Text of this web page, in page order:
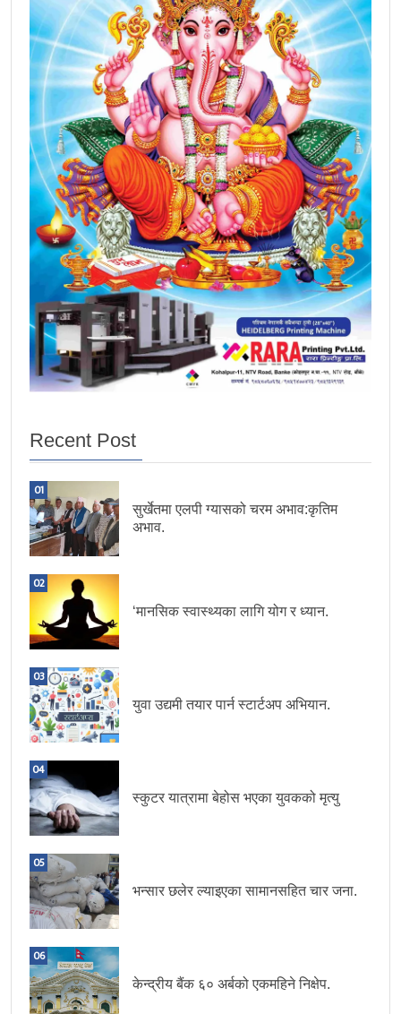
Recent Post
01
सुर्खेतमा एलपी ग्यासको चरम अभाव:कृतिम
अभाव.
02
‘मानसिक स्वास्थ्यका लागि योग र ध्यान.
03
युवा उद्यमी तयार पार्न स्टार्टअप अभियान.
04
स्कुटर यात्रामा बेहोस भएका युवकको मृत्यु
05
भन्सार छलेर ल्याइएका सामानसहित चार जना.
06
केन्द्रीय बैंक ६० अर्बको एकमहिने निक्षेप.